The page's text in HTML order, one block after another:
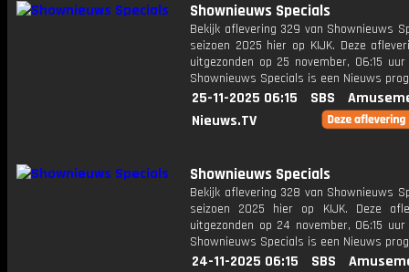
Shownieuws Specials
Bekijk aflevering 329 van Shownieuws
seizoen 2025 hier op KIJK. Deze
uitgezonden op 25 november, 06:15
Shownieuws Specials is een Nieuws
25-11-2025 06:15 SBS
Nieuws.TV
Shownieuws Specials
Bekijk aflevering 328 van Shownieuws
seizoen 2025 hier op KIJK. Deze
uitgezonden op 24 november, 06:15
Shownieuws Specials is een Nieuws
24-11-2025 06:15 SBS